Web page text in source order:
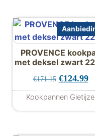
PROVENCE
met deksel zwart
€171.15 €124.99
Kookpannen